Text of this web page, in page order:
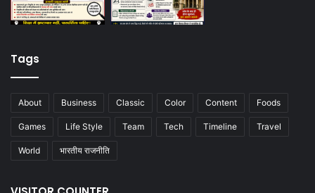
Tags
About Business Classic Color Content Foods
Games Life Style Team Tech Timeline Travel
World भारतीय राजनीति